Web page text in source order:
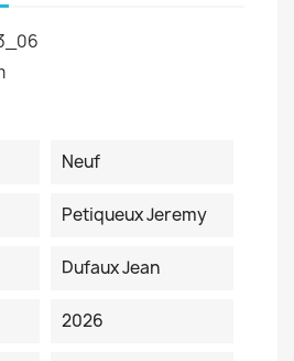
Neuf
Petiqueux Jeremy
Dufaux Jean
2026